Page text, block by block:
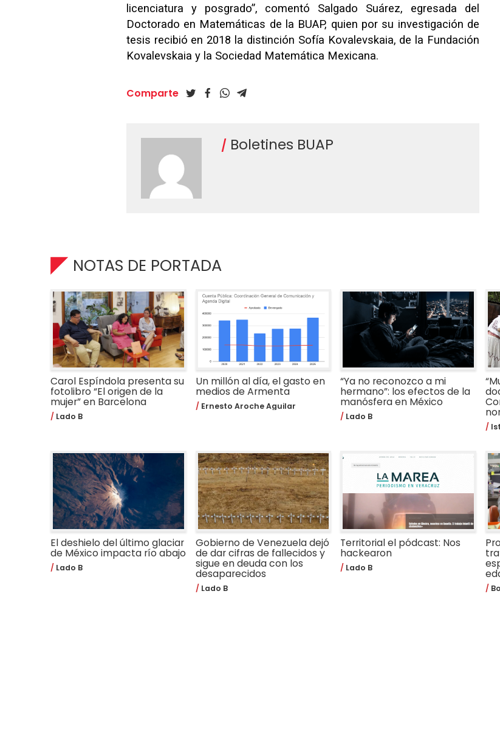
licenciatura y posgrado”, comentó Salgado Suárez, egresada del
Doctorado en Matemáticas de la BUAP, quien por su investigación de
tesis recibió en 2018 la distinción Sofía Kovalevskaia, de la Fundación
Kovalevskaia y la Sociedad Matemática Mexicana.
Comparte
Boletines BUAP
NOTAS DE PORTADA
Carol Espíndola presenta su
fotolibro “El origen de la
mujer” en Barcelona
Lado B
Un millón al día, el gasto en
medios de Armenta
Ernesto Aroche Aguilar
“Ya no reconozco a mi
hermano”: los efectos de la
manósfera en México
Lado B
El deshielo del último glaciar
de México impacta río abajo
Lado B
Gobierno de Venezuela dejó
de dar cifras de fallecidos y
sigue en deuda con los
desaparecidos
Lado B
Territorial el pódcast: Nos
hackearon
Lado B